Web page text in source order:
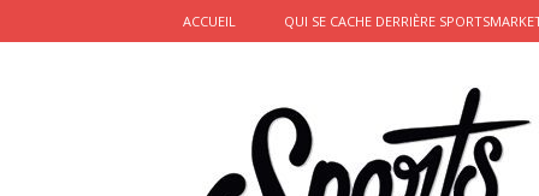
ACCUEIL QUI SE CACHE DERRIÈRE